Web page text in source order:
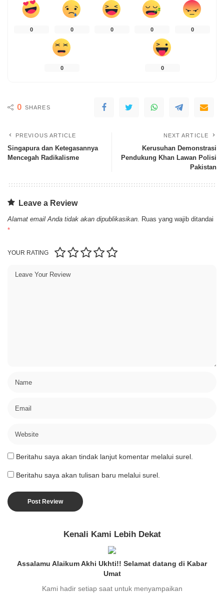
0 0 0 0 0
0 0
0 SHARES
PREVIOUS ARTICLE
Singapura dan Ketegasannya
Mencegah Radikalisme
NEXT ARTICLE
Kerusuhan Demonstrasi
Pendukung Khan Lawan Polisi
Pakistan
Leave a Review
Alamat email Anda tidak akan dipublikasikan. Ruas yang wajib ditandai
*
YOUR RATING
Beritahu saya akan tindak lanjut komentar melalui surel.
Beritahu saya akan tulisan baru melalui surel.
Kenali Kami Lebih Dekat
Assalamu Alaikum Akhi Ukhti!! Selamat datang di Kabar
Umat
Kami hadir setiap saat untuk menyampaikan